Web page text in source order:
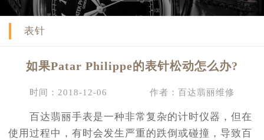
表针
如果Patar Philippe的表针松动怎么办?
时间：2018-12-06 作者：百达翡丽维修
百达翡丽手表是一种非常复杂的计时仪器，但在
使用过程中，有时会发生严重的跌倒或碰撞，导致百